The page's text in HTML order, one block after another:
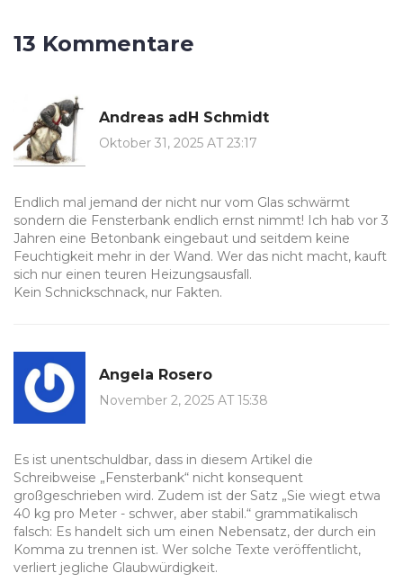
13 Kommentare
Andreas adH Schmidt
Oktober 31, 2025 AT 23:17
Endlich mal jemand der nicht nur vom Glas schwärmt
sondern die Fensterbank endlich ernst nimmt! Ich hab vor 3
Jahren eine Betonbank eingebaut und seitdem keine
Feuchtigkeit mehr in der Wand. Wer das nicht macht, kauft
sich nur einen teuren Heizungsausfall.
Kein Schnickschnack, nur Fakten.
Angela Rosero
November 2, 2025 AT 15:38
Es ist unentschuldbar, dass in diesem Artikel die
Schreibweise „Fensterbank“ nicht konsequent
großgeschrieben wird. Zudem ist der Satz „Sie wiegt etwa
40 kg pro Meter - schwer, aber stabil.“ grammatikalisch
falsch: Es handelt sich um einen Nebensatz, der durch ein
Komma zu trennen ist. Wer solche Texte veröffentlicht,
verliert jegliche Glaubwürdigkeit.